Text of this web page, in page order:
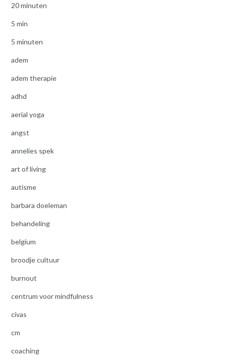
20 minuten
5 min
5 minuten
adem
adem therapie
adhd
aerial yoga
angst
annelies spek
art of living
autisme
barbara doeleman
behandeling
belgium
broodje cultuur
burnout
centrum voor mindfulness
civas
cm
coaching